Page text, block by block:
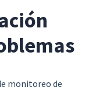
monitoreo de